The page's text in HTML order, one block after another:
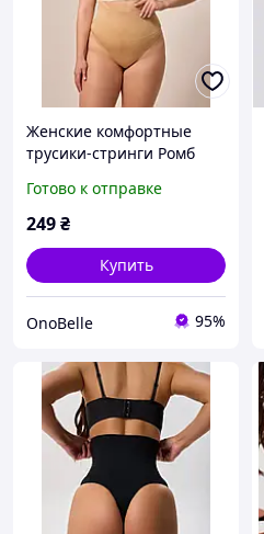
Женские комфортные
трусики-стринги Ромб
Коррекционное белье для
женщин Бежевый, XL
Готово к отправке
249₴
Купить
OnoBelle 95%